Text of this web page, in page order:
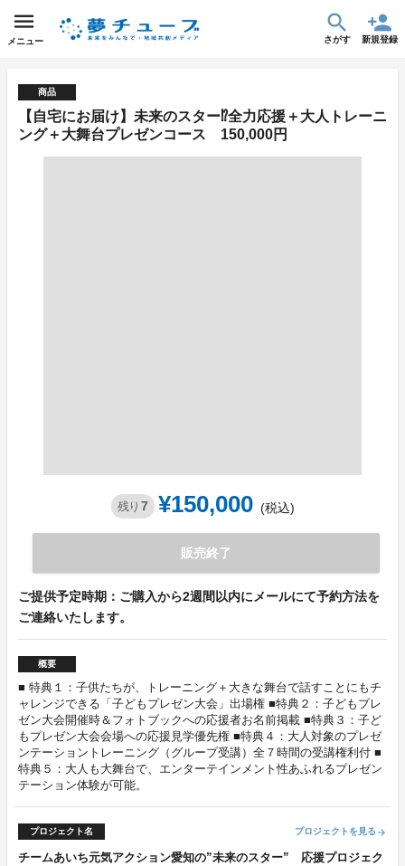
メニュー さがす 新規登録
商品
【自宅にお届け】未来のスター⁉全力応援＋大人トレーニ
ング＋大舞台プレゼンコース 150,000円
残り 7 ¥150,000 (税込)
販売終了
ご提供予定時期：ご購入から2週間以内にメールにて予約方法を
ご連絡いたします。
概要
■ 特典１：子供たちが、トレーニング＋大きな舞台で話すことにもチ
ャレンジできる「子どもプレゼン大会」出場権 ■特典２：子どもプレ
ゼン大会開催時＆フォトブックへの応援者お名前掲載 ■特典３：子ど
もプレゼン大会会場への応援見学優先権 ■特典４：大人対象のプレゼ
ンテーショントレーニング（グループ受講）全７時間の受講権利付 ■
特典５：大人も大舞台で、エンターテインメント性あふれるプレゼン
テーション体験が可能。
プロジェクト名 プロジェクトを見る arrow_forward
チームあいち元気アクション愛知の”未来のスター” 応援プロジェク